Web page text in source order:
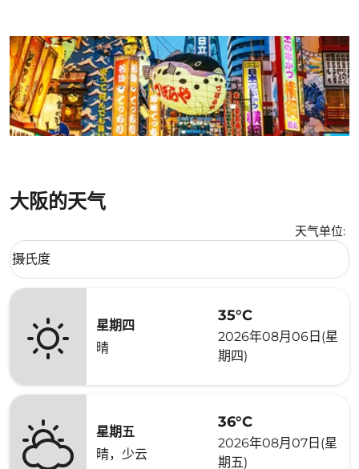
大阪的天气
天气单位:
Weather unit option 摄氏度 Selected
摄氏度
keyboard_arrow_down
星期四
晴
35°C
2026年08月06日(星
期四)
星期五
晴，少云
36°C
2026年08月07日(星
期五)